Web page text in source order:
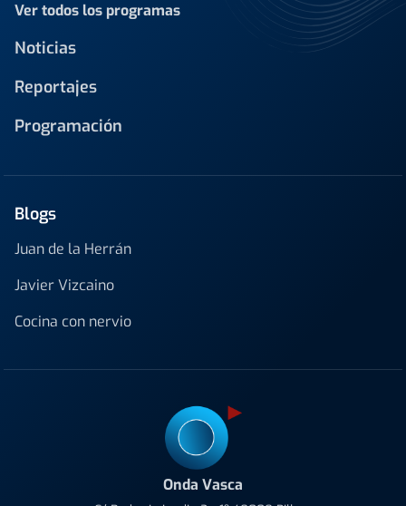
Ver todos los programas
Noticias
Reportajes
Programación
Blogs
Juan de la Herrán
Javier Vizcaino
Cocina con nervio
Onda Vasca